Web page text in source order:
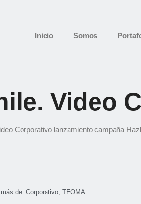
Inicio Somos
Video
Corporativo lanzamiento campaña
de: Corporativo, TEOMA